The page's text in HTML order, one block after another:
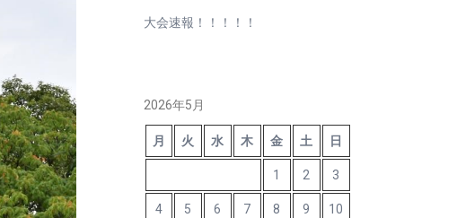
大会速報！！！！！
2026年5月
月 火 水 木 金 土 日
1 2 3
4 5 6 7 8 9 10